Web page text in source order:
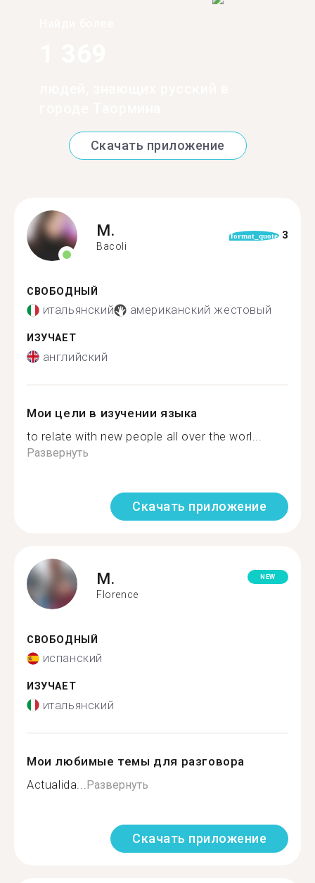
Скачать приложение
M.
Bacoli
format_quote 3
СВОБОДНЫЙ
итальянский американский жестовый
ИЗУЧАЕТ
английский
Мои цели в изучении языка
to relate with new people all over the worl...
Развернуть
Скачать приложение
M.
Florence
NEW
СВОБОДНЫЙ
испанский
ИЗУЧАЕТ
итальянский
Мои любимые темы для разговора
Actualida... Развернуть
Скачать приложение